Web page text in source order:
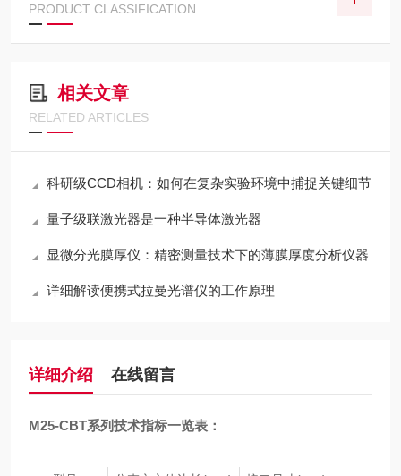
PRODUCT CLASSIFICATION
相关文章
RELATED ARTICLES
科研级CCD相机：如何在复杂实验环境中捕捉关键细节
量子级联激光器是一种半导体激光器
显微分光膜厚仪：精密测量技术下的薄膜厚度分析仪器
详细解读便携式拉曼光谱仪的工作原理
详细介绍 在线留言
M25-CBT系列技术指标一览表：